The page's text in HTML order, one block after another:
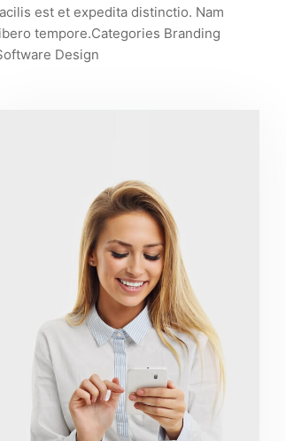
est et expedita distinctio. Nam
tempore.Categories Branding
Design